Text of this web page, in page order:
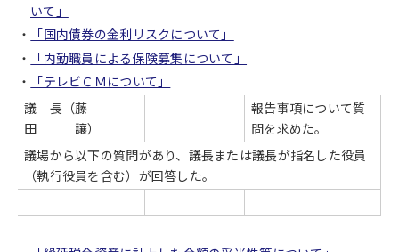
いて」
「国内債券の金利リスクについて」
「内勤職員による保険募集について」
「テレビＣＭについて」
議 長（藤
田 讓）
報告事項について質
問を求めた。
議場から以下の質問があり、議長または議長が指名した役員
（執行役員を含む）が回答した。